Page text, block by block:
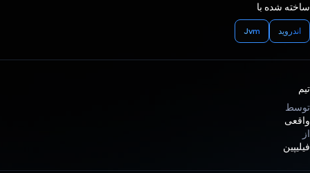
ساخته شده با
اندروید Jvm
تیم
توسط
واقعی
از
فیلیپین